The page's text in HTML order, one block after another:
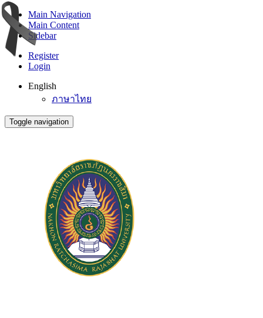
Main Navigation
Main Content
Sidebar
Register
Login
English
ภาษาไทย
Toggle navigation